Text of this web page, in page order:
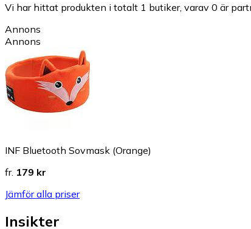
Vi har hittat produkten i totalt 1 butiker, varav 0 är
Annons
Annons
INF Bluetooth Sovmask (Orange)
fr. 179 kr
Jämför alla priser
Insikter